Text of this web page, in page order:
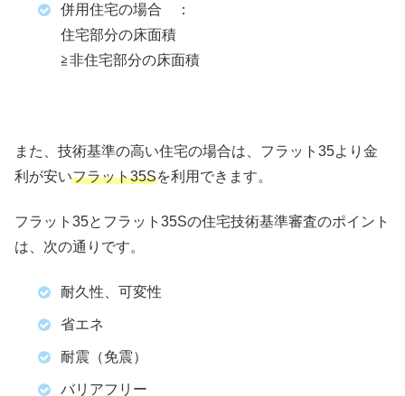
併用住宅の場合 ：
住宅部分の床面積
≧非住宅部分の床面積
また、技術基準の高い住宅の場合は、フラット35より金
利が安いフラット35Sを利用できます。
フラット35とフラット35Sの住宅技術基準審査のポイント
は、次の通りです。
耐久性、可変性
省エネ
耐震（免震）
バリアフリー